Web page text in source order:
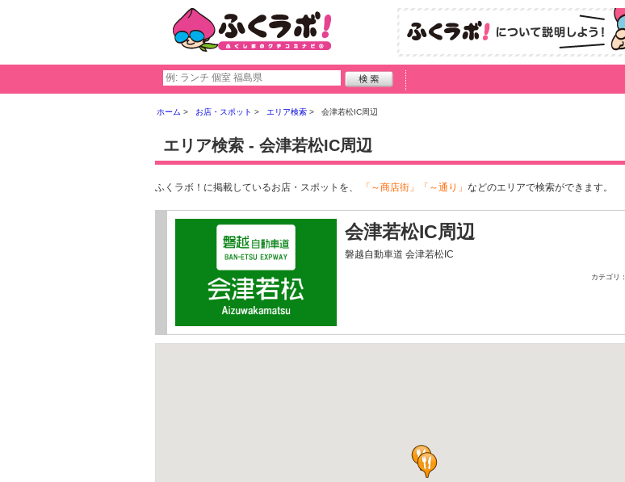
ホーム お店・スポット エリア検索 会津若松IC周辺
エリア検索 - 会津若松IC周辺
ふくラボ！に掲載しているお店・スポットを、 「～商店街」「～通り」 などのエリアで検索ができます。
会津若松IC周辺
磐越自動車道 会津若松IC
カテゴリ：